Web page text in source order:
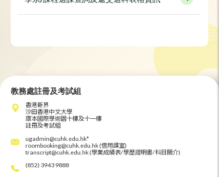
教務處註冊及考試組
香港新界
沙田香港中文大學
康本國際學術園十樓及十一樓
註冊及考試組
ugadmin@cuhk.edu.hk*
roombooking@cuhk.edu.hk (借用課室)
transcript@cuhk.edu.hk (學業成績表/學歷證明書/科目簡介)
(852) 3943 9888